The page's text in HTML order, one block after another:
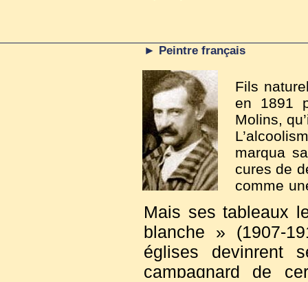
Fils
en 1891
Molins,
marqua
cures de
comme
son
Paris, tel
son
(1903-
► Peintre français
Mais ses tableaux
blanche » (1907-
églises devinrent
campagnard de